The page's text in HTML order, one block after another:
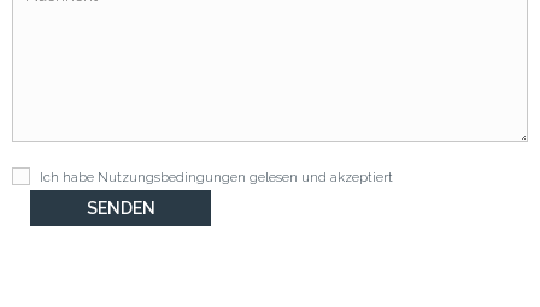
Ich habe Nutzungsbedingungen gelesen und akzeptiert